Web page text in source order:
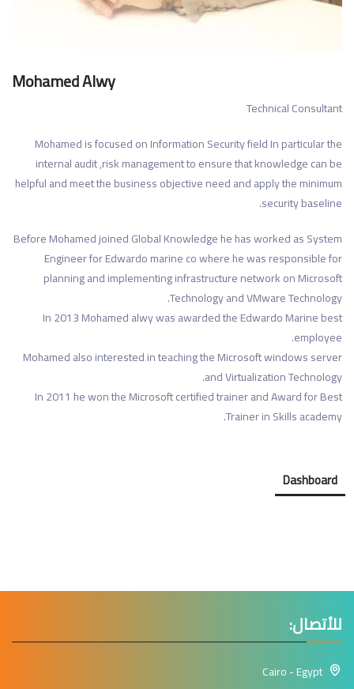
Mohamed Alwy
Technical Consultant
Mohamed is focused on Information Security field In particular the
internal audit ,risk management to ensure that knowledge can be
helpful and meet the business objective need and apply the minimum
security baseline.
Before Mohamed joined Global Knowledge he has worked as System
Engineer for Edwardo marine co where he was responsible for
planning and implementing infrastructure network on Microsoft
Technology and VMware Technology.
In 2013 Mohamed alwy was awarded the Edwardo Marine best
employee.
Mohamed also interested in teaching the Microsoft windows server
and Virtualization Technology.
In 2011 he won the Microsoft certified trainer and Award for Best
Trainer in Skills academy.
Dashboard
للأتصال:
Cairo - Egypt